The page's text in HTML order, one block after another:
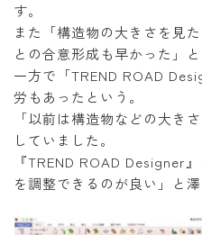
す。
また「構造物の大きさを見
との合意形成も早かった」と
一方で「TREND ROAD
労もあったという。
「以前は構造物などの大き
していました。
『TREND ROAD Designer
を調整できるのが良い」と澤